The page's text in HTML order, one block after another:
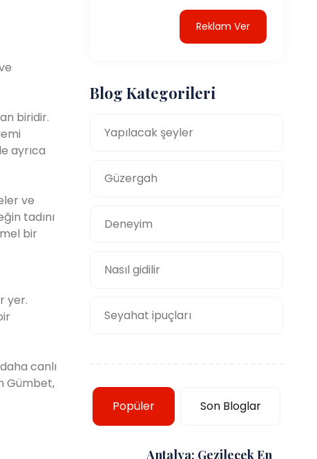
biridir.
ayrıca
ve
tadını
bir
yer.
canlı
Gümbet,
Reklam Ver
Blog Kategorileri
Yapılacak şeyler
Güzergah
Deneyim
Nasıl gidilir
Seyahat ipuçları
Popüler Son Bloglar
Antalya: Gezilecek En